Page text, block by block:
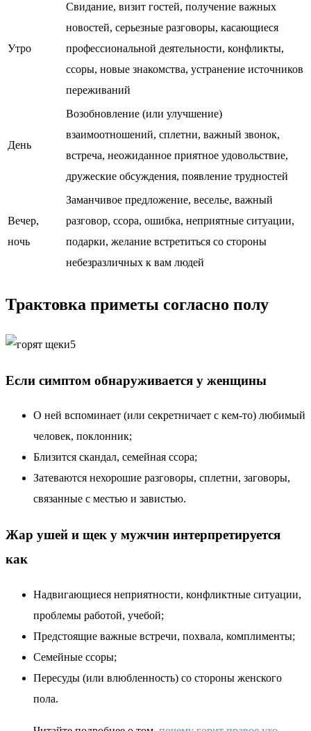
Утро
Свидание, визит гостей, получение важных
новостей, серьезные разговоры, касающиеся
профессиональной деятельности, конфликты,
ссоры, новые знакомства, устранение источников
переживаний
День
Возобновление (или улучшение)
взаимоотношений, сплетни, важный звонок,
встреча, неожиданное приятное удовольствие,
дружеские обсуждения, появление трудностей
Вечер,
ночь
Заманчивое предложение, веселье, важный
разговор, ссора, ошибка, неприятные ситуации,
подарки, желание встретиться со стороны
небезразличных к вам людей
Трактовка приметы согласно полу
Если симптом обнаруживается у женщины
О ней вспоминает (или секретничает с кем-то) любимый
человек, поклонник;
Близится скандал, семейная ссора;
Затеваются нехорошие разговоры, сплетни, заговоры,
связанные с местью и завистью.
Жар ушей и щек у мужчин интерпретируется
как
Надвигающиеся неприятности, конфликтные ситуации,
проблемы работой, учебой;
Предстоящие важные встречи, похвала, комплименты;
Семейные ссоры;
Пересуды (или влюбленность) со стороны женского
пола.